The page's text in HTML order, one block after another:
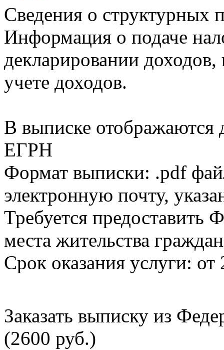
Сведения о структурных
Информация о подаче
декларировании доходов,
учете доходов.
В выписке
ЕГРН
Формат выписки: .pdf
электронную почту,
Требуется
места жительства
Срок оказания услуги: от
Заказать выписку из
(2600 руб.)